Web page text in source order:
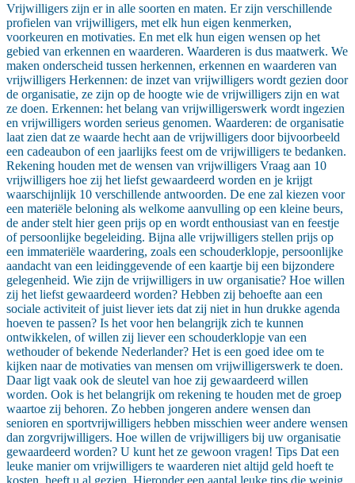
Vrijwilligers zijn er in alle soorten en maten. Er zijn verschillende
profielen van vrijwilligers, met elk hun eigen kenmerken,
voorkeuren en motivaties. En met elk hun eigen wensen op het
gebied van erkennen en waarderen. Waarderen is dus maatwerk. We
maken onderscheid tussen herkennen, erkennen en waarderen van
vrijwilligers Herkennen: de inzet van vrijwilligers wordt gezien door
de organisatie, ze zijn op de hoogte wie de vrijwilligers zijn en wat
ze doen. Erkennen: het belang van vrijwilligerswerk wordt ingezien
en vrijwilligers worden serieus genomen. Waarderen: de organisatie
laat zien dat ze waarde hecht aan de vrijwilligers door bijvoorbeeld
een cadeaubon of een jaarlijks feest om de vrijwilligers te bedanken.
Rekening houden met de wensen van vrijwilligers Vraag aan 10
vrijwilligers hoe zij het liefst gewaardeerd worden en je krijgt
waarschijnlijk 10 verschillende antwoorden. De ene zal kiezen voor
een materiële beloning als welkome aanvulling op een kleine beurs,
de ander stelt hier geen prijs op en wordt enthousiast van en feestje
of persoonlijke begeleiding. Bijna alle vrijwilligers stellen prijs op
een immateriële waardering, zoals een schouderklopje, persoonlijke
aandacht van een leidinggevende of een kaartje bij een bijzondere
gelegenheid. Wie zijn de vrijwilligers in uw organisatie? Hoe willen
zij het liefst gewaardeerd worden? Hebben zij behoefte aan een
sociale activiteit of juist liever iets dat zij niet in hun drukke agenda
hoeven te passen? Is het voor hen belangrijk zich te kunnen
ontwikkelen, of willen zij liever een schouderklopje van een
wethouder of bekende Nederlander? Het is een goed idee om te
kijken naar de motivaties van mensen om vrijwilligerswerk te doen.
Daar ligt vaak ook de sleutel van hoe zij gewaardeerd willen
worden. Ook is het belangrijk om rekening te houden met de groep
waartoe zij behoren. Zo hebben jongeren andere wensen dan
senioren en sportvrijwilligers hebben misschien weer andere wensen
dan zorgvrijwilligers. Hoe willen de vrijwilligers bij uw organisatie
gewaardeerd worden? U kunt het ze gewoon vragen! Tips Dat een
leuke manier om vrijwilligers te waarderen niet altijd geld hoeft te
kosten, heeft u al gezien. Hieronder een aantal leuke tips die weinig